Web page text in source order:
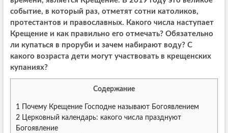
событие, в который раз, отметят сотни католиков,
протестантов и православных. Какого числа наступает
Крещение и как правильно его отмечать? Обязательно
ли купаться в проруби и зачем набирают воду? С
какого возраста дети могут участвовать в крещенских
купаниях?
Содержание
1Почему Крещение Господне называют Богоявлением
2Церковный календарь: какого числа празднуют
Богоявление